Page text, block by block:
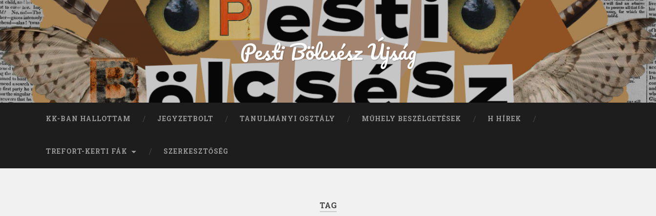
Pesti Bölcsész Újság
KK-BAN HALLOTTAM JEGYZETBOLT TANULMÁNYI OSZTÁLY MŰHELY BESZÉLGETÉSEK H HÍREK
TREFORT-KERTI FÁK SZERKESZTŐSÉG
TAG